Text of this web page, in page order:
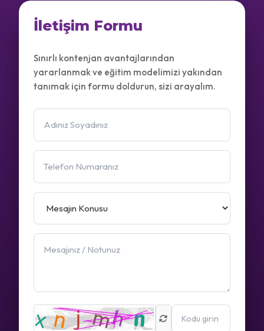
İletişim Formu
Sınırlı kontenjan avantajlarından
yararlanmak ve eğitim modelimizi yakından
tanımak için formu doldurun, sizi arayalım.